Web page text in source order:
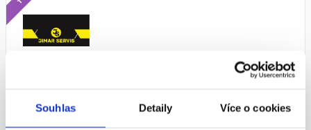
Souhlas Detaily Více o cookies